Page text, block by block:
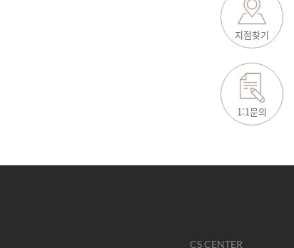
지점찾기
1:1문의
CS CENTER